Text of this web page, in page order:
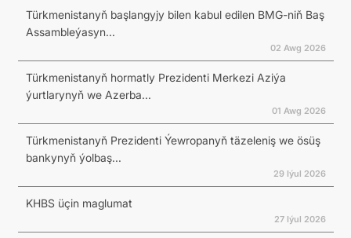
Türkmenistanyň başlangyjy bilen kabul edilen BMG-niň Baş
Assambleýasyn...
02 Awg 2026
Türkmenistanyň hormatly Prezidenti Merkezi Aziýa
ýurtlarynyň we Azerba...
01 Awg 2026
Türkmenistanyň Prezidenti Ýewropanyň täzeleniş we ösüş
bankynyň ýolbaş...
29 Iýul 2026
KHBS üçin maglumat
27 Iýul 2026